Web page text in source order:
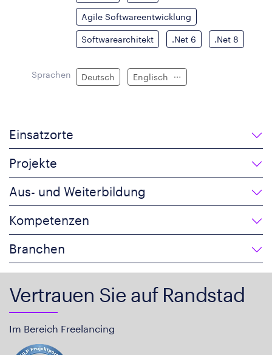
Agile Softwareentwicklung
Softwarearchitekt .Net 6 .Net 8
Sprachen Deutsch Englisch
Einsatzorte
Projekte
Aus- und Weiterbildung
Kompetenzen
Branchen
Vertrauen Sie auf Randstad
Im Bereich Freelancing